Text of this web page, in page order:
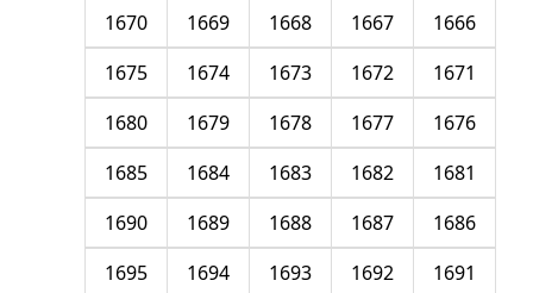
1666
1667
1668
1669
1670
1671
1672
1673
1674
1675
1676
1677
1678
1679
1680
1681
1682
1683
1684
1685
1686
1687
1688
1689
1690
1691
1692
1693
1694
1695